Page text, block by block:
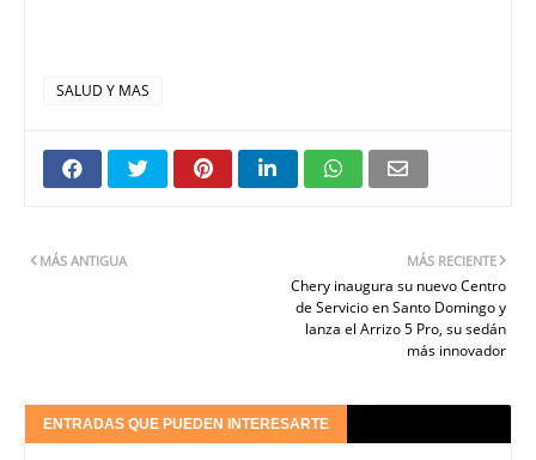
SALUD Y MAS
MÁS RECIENTE
Chery inaugura su nuevo Centro
de Servicio en Santo Domingo y
lanza el Arrizo 5 Pro, su sedán
más innovador
MÁS ANTIGUA
ENTRADAS QUE PUEDEN INTERESARTE